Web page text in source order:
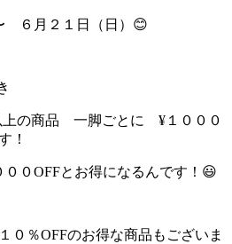
月２１日（日）😊
の商品 一脚ごとに ¥１０００
！
０OFFとお得になるんです！😃
％OFFのお得な商品もございま